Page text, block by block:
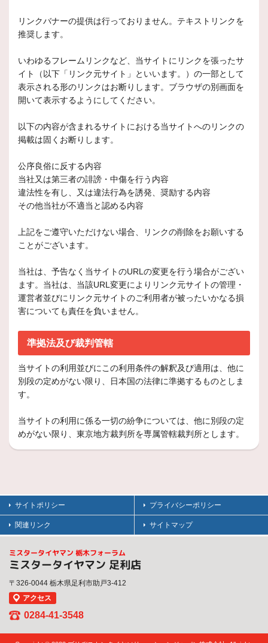
リンクバナーの提供は行っておりません。テキストリンクを
推奨します。
いわゆるフレームリンクなど、当サイトにリンクを張ったサ
イト（以下「リンク元サイト」といいます。）の一部として
表示される形のリンクはお断りします。ブラウザの別画面を
開いて表示するようにしてください。
以下の内容が含まれるサイトにおける当サイトへのリンクの
掲載は固くお断りします。
公序良俗に反する内容
当社又は第三者の誹謗・中傷を行う内容
違法性を有し、又は違法行為を誘発、奨励する内容
その他当社が不適当と認める内容
上記をご遵守いただけない場合、リンクの削除をお願いする
ことがございます。
当社は、予告なく当サイトのURLの変更を行う場合がござい
ます。当社は、当該URL変更によりリンク元サイトの管理・
運営者並びにリンク元サイトのご利用者が被ったいかなる損
害についても責任を負いません。
準拠法及び裁判管轄
当サイトの利用並びにこの利用条件の解釈及び適用は、他に
別段の定めがない限り、日本国の法律に準拠するものとしま
す。
当サイトの利用に係る一切の紛争については、他に別段の定
めがない限り、東京地方裁判所を専属管轄裁判所とします。
サイトポリシー プライバシーポリシー
関連リンク サイトマップ
ミスタータイヤマン 栃木フォーラム
ミスタータイヤマン 足利店
〒326-0044 栃木県足利市助戸3-412
アクセス
0284-41-3548